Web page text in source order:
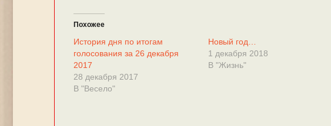
Похожее
История дня по итогам
голосования за 26 декабря
2017
28 декабря 2017
В "Весело"
Новый год…
1 декабря 2018
В "Жизнь"